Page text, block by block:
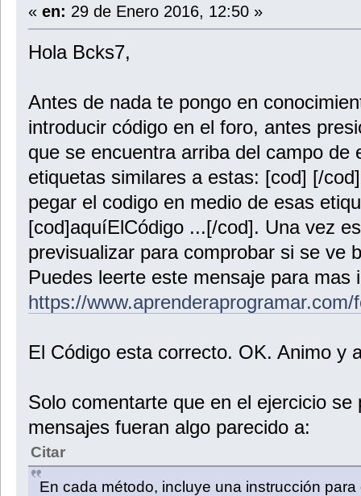
« en: 29 de Enero 2016, 12:50 »
Hola Bcks7,
Antes de nada te pongo en
introducir código en el foro, antes
que se encuentra arriba del campo de
etiquetas similares a estas: [cod] [/
pegar el codigo en medio de esas
[cod]aquíElCódigo ...[/cod]. Una vez
previsualizar para comprobar si se ve
Puedes leerte este mensaje para mas
https://
El Código esta correcto. OK. Animo y
Solo comentarte que en el ejercicio
mensajes fueran algo parecido a:
Citar
En cada método, incluye una instrucción